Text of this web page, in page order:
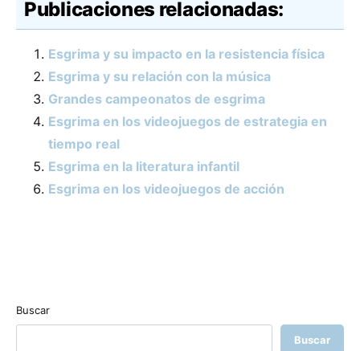
Publicaciones relacionadas:
Esgrima y su impacto en la resistencia física
Esgrima y su relación con la música
Grandes campeonatos de esgrima
Esgrima en los videojuegos de estrategia en
tiempo real
Esgrima en la literatura infantil
Esgrima en los videojuegos de acción
Buscar
Buscar